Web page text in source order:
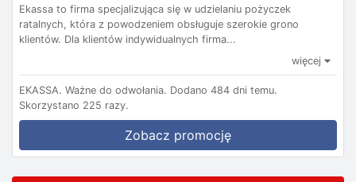
Ekassa to firma specjalizująca się w udzielaniu pożyczek
ratalnych, która z powodzeniem obsługuje szerokie grono
klientów. Dla klientów indywidualnych firma...
więcej
EKASSA. Ważne do odwołania. Dodano 484 dni temu.
Skorzystano 225 razy.
Zobacz promocję